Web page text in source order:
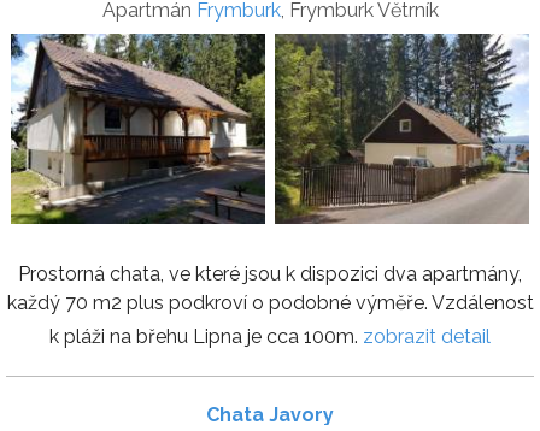
Apartmán Frymburk, Frymburk Větrník
Prostorná chata, ve které jsou k dispozici dva apartmány,
každý 70 m2 plus podkroví o podobné výměře. Vzdálenost
k pláži na břehu Lipna je cca 100m. zobrazit detail
Chata Javory